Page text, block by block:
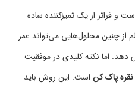
و فراتر از یک تمیزکننده ساده
از چنین محلول‌هایی می‌تواند عمر
۵۰ درصد افزایش دهد. اما نکته کلیدی در موفقیت
پاک کن است. این روش باید